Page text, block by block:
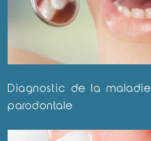
Diagnostic de la maladie
parodontale